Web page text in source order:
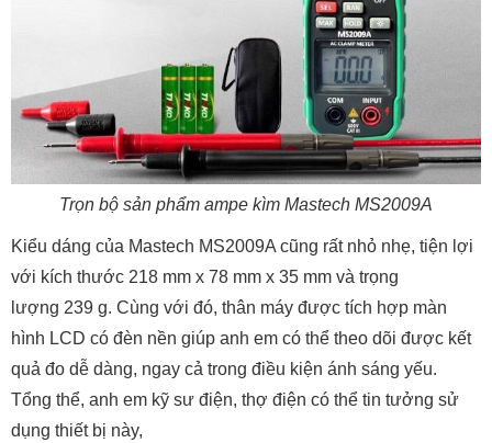
Trọn bộ sản phẩm ampe kìm Mastech MS2009A
Kiểu dáng của Mastech MS2009A cũng rất nhỏ nhẹ, tiện lợi
với kích thước 218 mm x 78 mm x 35 mm và trọng
lượng 239 g. Cùng với đó, thân máy được tích hợp màn
hình LCD có đèn nền giúp anh em có thể theo dõi được kết
quả đo dễ dàng, ngay cả trong điều kiện ánh sáng yếu.
Tổng thể, anh em kỹ sư điện, thợ điện có thể tin tưởng sử
dụng thiết bị này,